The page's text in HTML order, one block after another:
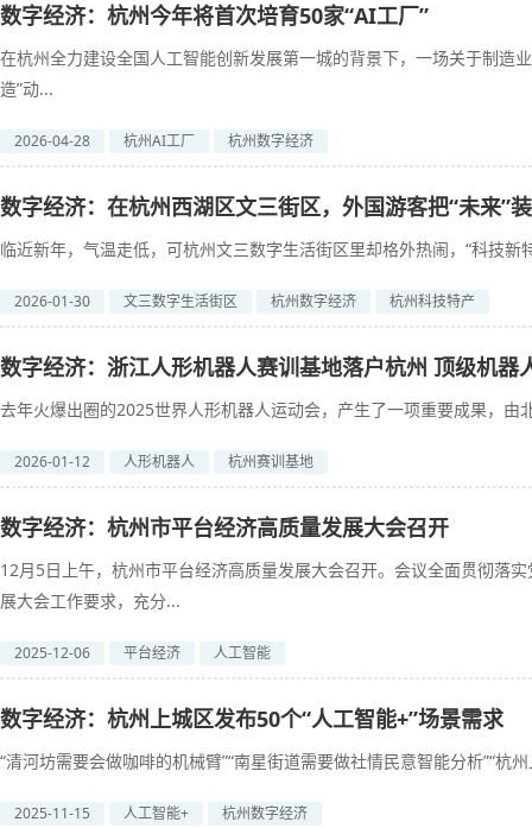
数字经济：杭州今年将首次培育50家“AI工厂”
在杭州全力建设全国人工智能创新发展第一城的背景下，一场关于制造
造”动...
2026-04-28 杭州AI工厂 杭州数字经济
数字经济：在杭州西湖区文三街区，外国游客把“未来”
临近新年，气温走低，可杭州文三数字生活街区里却格外热闹，“科技新
2026-01-30 文三数字生活街区 杭州数字经济 杭州科技特产
数字经济：浙江人形机器人赛训基地落户杭州 顶级机器
去年火爆出圈的‌2025世界人形机器人运动会，产生了一项重要成果，由
2026-01-12 人形机器人 杭州赛训基地
数字经济：杭州市平台经济高质量发展大会召开
12月5日上午，杭州市平台经济高质量发展大会召开。会议全面贯彻落
展大会工作要求，充分...
2025-12-06 平台经济 人工智能
数字经济：杭州上城区发布50个“人工智能+”场景需求
“清河坊需要会做咖啡的机械臂”“南星街道需要做社情民意智能分析”“杭
2025-11-15 人工智能+ 杭州数字经济